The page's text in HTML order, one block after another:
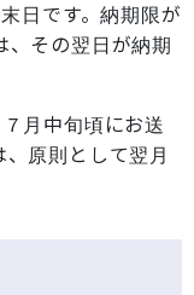
日です。納期限が
、その翌日が納期
月中旬頃にお送
原則として翌月